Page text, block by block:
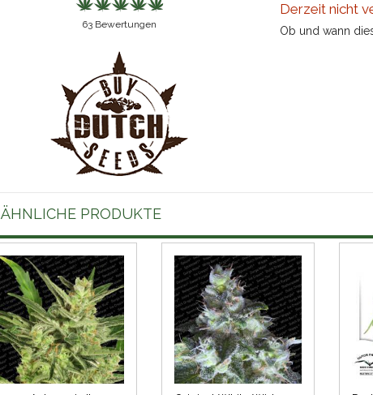
63 Bewertungen
Derzeit nicht
Ob und wann
ÄHNLICHE PRODUKTE